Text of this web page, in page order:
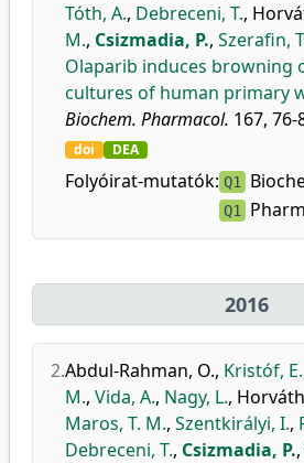
Tóth, A., Debreceni, T.,
M., Csizmadia, P., Szerafin,
Olaparib induces browning
cultures of human primary
Biochem. Pharmacol. 167, 76-
doi DEA
Folyóirat-mutatók: Q1
Q1
2016
2.Abdul-Rahman, O., Kristóf, E.
M., Vida, A., Nagy, L.,
Maros, T. M., Szentkirályi, I.,
Debreceni, T., Csizmadia, P.,